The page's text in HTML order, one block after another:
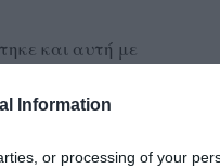
Information
or processing of your
και αυτή με
και υπηρεσίες αν
Διαδικασίας).
στη Βουλή των